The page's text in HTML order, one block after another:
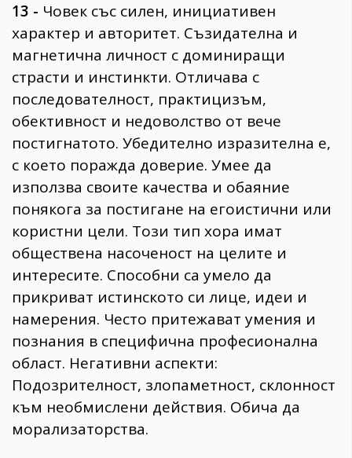
13 - Човек със силен, инициативен
характер и авторитет. Съзидателна и
магнетична личност с доминиращи
страсти и инстинкти. Отличава с
последователност, практицизъм,
обективност и недоволство от вече
постигнатото. Убедително изразителна е,
с което поражда доверие. Умее да
използва своите качества и обаяние
понякога за постигане на егоистични или
користни цели. Този тип хора имат
обществена насоченост на целите и
интересите. Способни са умело да
прикриват истинското си лице, идеи и
намерения. Често притежават умения и
познания в специфична професионална
област. Негативни аспекти:
Подозрителност, злопаметност, склонност
към необмислени действия. Обича да
морализаторства.